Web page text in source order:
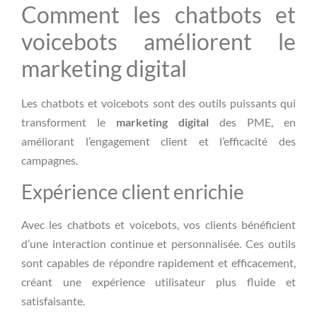
Comment les chatbots et
voicebots améliorent le
marketing digital
Les chatbots et voicebots sont des outils puissants qui
transforment le marketing digital des PME, en
améliorant l’engagement client et l’efficacité des
campagnes.
Expérience client enrichie
Avec les chatbots et voicebots, vos clients bénéficient
d’une interaction continue et personnalisée. Ces outils
sont capables de répondre rapidement et efficacement,
créant une expérience utilisateur plus fluide et
satisfaisante.